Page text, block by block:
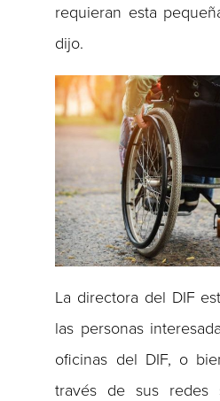
requieran esta
dijo.
La directora del DIF
las personas
oficinas del DIF, o
través de sus redes